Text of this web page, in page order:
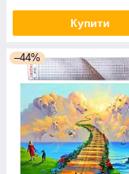
Купити
–44%